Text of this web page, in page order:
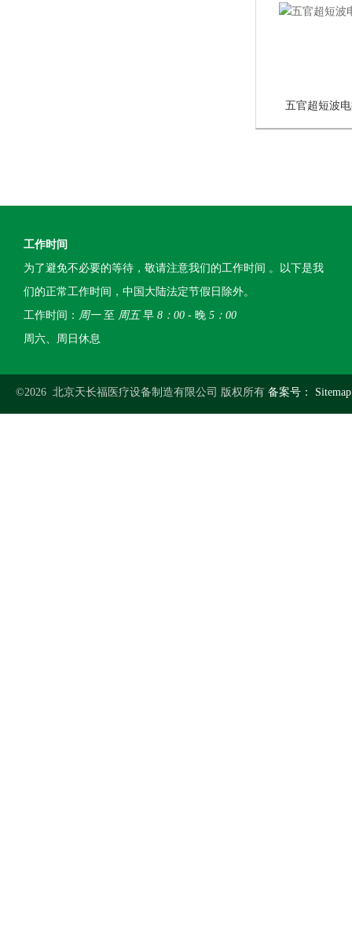
五官超短波
工作时间
为了避免不必要的等待，敬请注意我们的工作时间 。以下是我
们的正常工作时间，中国大陆法定节假日除外。
工作时间： 周一至 周五早 8：00 - 晚 5：00
周六、周日休息
©2026 北京天长福医疗设备制造有限公司 版权所有 备案号：